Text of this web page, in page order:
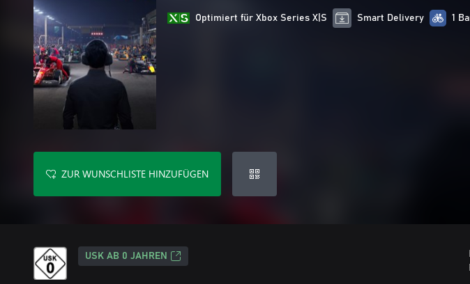
Optimiert für Xbox Series X|S Smart Delivery 1
ZUR WUNSCHLISTE HINZUFÜGEN
USK AB 0 JAHREN